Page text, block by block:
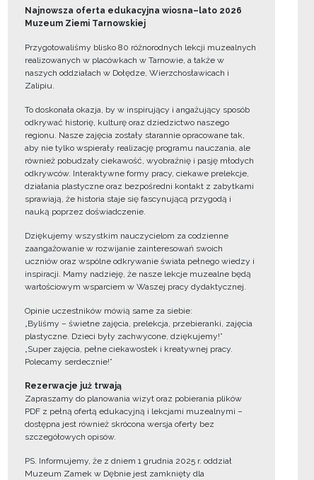
Najnowsza oferta edukacyjna wiosna–lato 2026
Muzeum Ziemi Tarnowskiej
Przygotowaliśmy blisko 80 różnorodnych lekcji muzealnych
realizowanych w placówkach w Tarnowie, a także w
naszych oddziałach w Dołędze, Wierzchosławicach i
Zalipiu.
To doskonała okazja, by w inspirujący i angażujący sposób
odkrywać historię, kulturę oraz dziedzictwo naszego
regionu. Nasze zajęcia zostały starannie opracowane tak,
aby nie tylko wspierały realizację programu nauczania, ale
również pobudzały ciekawość, wyobraźnię i pasję młodych
odkrywców. Interaktywne formy pracy, ciekawe prelekcje,
działania plastyczne oraz bezpośredni kontakt z zabytkami
sprawiają, że historia staje się fascynującą przygodą i
nauką poprzez doświadczenie.
Dziękujemy wszystkim nauczycielom za codzienne
zaangażowanie w rozwijanie zainteresowań swoich
uczniów oraz wspólne odkrywanie świata pełnego wiedzy i
inspiracji. Mamy nadzieję, że nasze lekcje muzealne będą
wartościowym wsparciem w Waszej pracy dydaktycznej.
Opinie uczestników mówią same za siebie:
„Byliśmy – świetne zajęcia, prelekcja, przebieranki, zajęcia
plastyczne. Dzieci były zachwycone, dziękujemy!”
„Super zajęcia, pełne ciekawostek i kreatywnej pracy.
Polecamy serdecznie!”
Rezerwacje już trwają
Zapraszamy do planowania wizyt oraz pobierania plików
PDF z pełną ofertą edukacyjną i lekcjami muzealnymi –
dostępna jest również skrócona wersja oferty bez
szczegółowych opisów.
PS. Informujemy, że z dniem 1 grudnia 2025 r. oddział
Muzeum Zamek w Dębnie jest zamknięty dla